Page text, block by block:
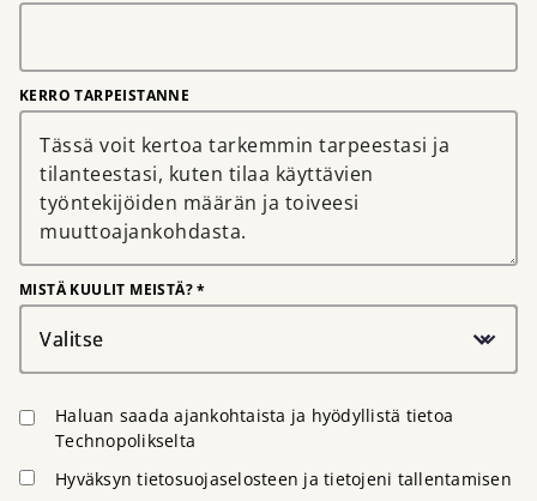
KERRO TARPEISTANNE
MISTÄ KUULIT MEISTÄ? *
Valitse
Haluan saada ajankohtaista ja hyödyllistä tietoa
Technopolikselta
Hyväksyn tietosuojaselosteen ja tietojeni tallentamisen